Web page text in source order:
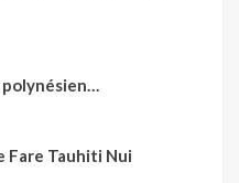
polynésien…
Fare Tauhiti Nui